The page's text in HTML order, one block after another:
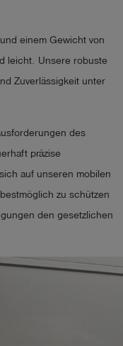
einem Gewicht von
leicht. Unsere robuste
Zuverlässigkeit unter
des
präzise
auf unseren mobilen
zu schützen
den gesetzlichen